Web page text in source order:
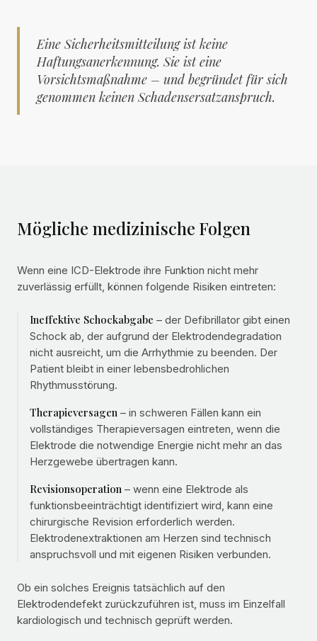
Eine Sicherheitsmitteilung ist keine
Haftungsanerkennung. Sie ist eine
Vorsichtsmaßnahme – und begründet für sich
genommen keinen Schadensersatzanspruch.
Mögliche medizinische Folgen
Wenn eine ICD-Elektrode ihre Funktion nicht mehr
zuverlässig erfüllt, können folgende Risiken eintreten:
Ineffektive Schockabgabe – der Defibrillator gibt einen
Schock ab, der aufgrund der Elektrodendegradation
nicht ausreicht, um die Arrhythmie zu beenden. Der
Patient bleibt in einer lebensbedrohlichen
Rhythmusstörung.
Therapieversagen – in schweren Fällen kann ein
vollständiges Therapieversagen eintreten, wenn die
Elektrode die notwendige Energie nicht mehr an das
Herzgewebe übertragen kann.
Revisionsoperation – wenn eine Elektrode als
funktionsbeeinträchtigt identifiziert wird, kann eine
chirurgische Revision erforderlich werden.
Elektrodenextraktionen am Herzen sind technisch
anspruchsvoll und mit eigenen Risiken verbunden.
Ob ein solches Ereignis tatsächlich auf den
Elektrodendefekt zurückzuführen ist, muss im Einzelfall
kardiologisch und technisch geprüft werden.